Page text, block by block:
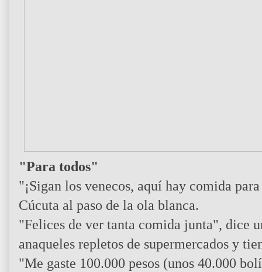
"Para todos"
"¡Sigan los venecos, aquí hay comida
Cúcuta al paso de la ola blanca.
"Felices de ver tanta comida junta", dice
anaqueles repletos de supermercados y
"Me gaste 100.000 pesos (unos 40.000